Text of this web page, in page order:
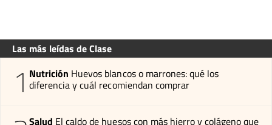
Las más leídas de Clase
1 Nutrición Huevos blancos o marrones: qué los
diferencia y cuál recomiendan comprar
Salud El caldo de huesos con más hierro y colágeno que